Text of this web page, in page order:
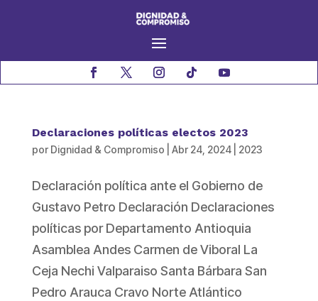
Declaraciones políticas electos 2023
por Dignidad & Compromiso Abr 24, 2024| 2023
Declaración política ante el Gobierno de
Gustavo Petro Declaración Declaraciones
políticas por Departamento Antioquia
Asamblea Andes Carmen de Viboral La
Ceja Nechi Valparaiso Santa Bárbara San
Pedro Arauca Cravo Norte Atlántico